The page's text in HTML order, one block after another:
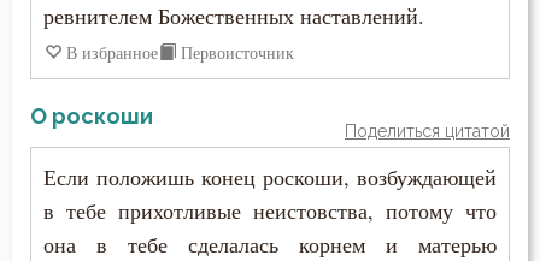
Честолюбие
Честь
Чревоугодие
Чтение
ревнителем Божественных наставлений.
В избранное Первоисточник
О роскоши
Поделиться цитатой
Если положишь конец роскоши, возбуждающей
в тебе прихотливые неистовства, потому что
она в тебе сделалась корнем и матерью